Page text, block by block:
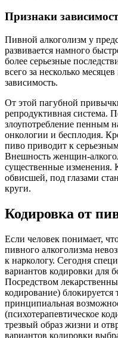
Признаки
Пивной алкоголизм у
развивается намного
более серьезные
всего за несколько
зависимость.
От этой пагубной
репродуктивная система.
злоупотребление пенным
онкологии и бесплодия.
пиво приводит к
Внешность женщин-
существенные изменения.
обвисшей, под глазами
круги.
Кодировка от
Если человек понимает,
пивного алкоголизма
к наркологу. Сегодня
вариантов кодировки для
Посредством
кодирование) блокируется
принципиальная
(психотерапевтическое
трезвый образ жизни и
вариантов кодировки